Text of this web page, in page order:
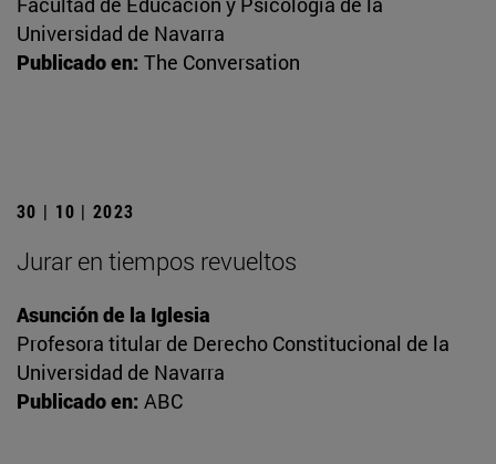
Universidad de Navarra
Publicado en: The Conversation
30 | 10 | 2023
Jurar en tiempos revueltos
Asunción de la Iglesia
Profesora titular de Derecho Constitucional de la
Universidad de Navarra
Publicado en: ABC